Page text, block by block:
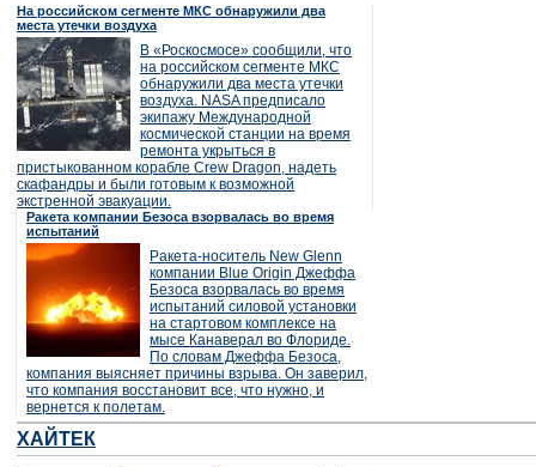
На российском сегменте МКС обнаружили два
места утечки воздуха
В «Роскосмосе» сообщили, что
на российском сегменте МКС
обнаружили два места утечки
воздуха. NASA предписало
экипажу Международной
космической станции на время
ремонта укрыться в
пристыкованном корабле Crew Dragon, надеть
скафандры и были готовым к возможной
экстренной эвакуации.
Ракета компании Безоса взорвалась во время
испытаний
Ракета-носитель New Glenn
компании Blue Origin Джеффа
Безоса взорвалась во время
испытаний силовой установки
на стартовом комплексе на
мысе Канаверал во Флориде.
По словам Джеффа Безоса,
компания выясняет причины взрыва. Он заверил,
что компания восстановит все, что нужно, и
вернется к полетам.
ХАЙТЕК